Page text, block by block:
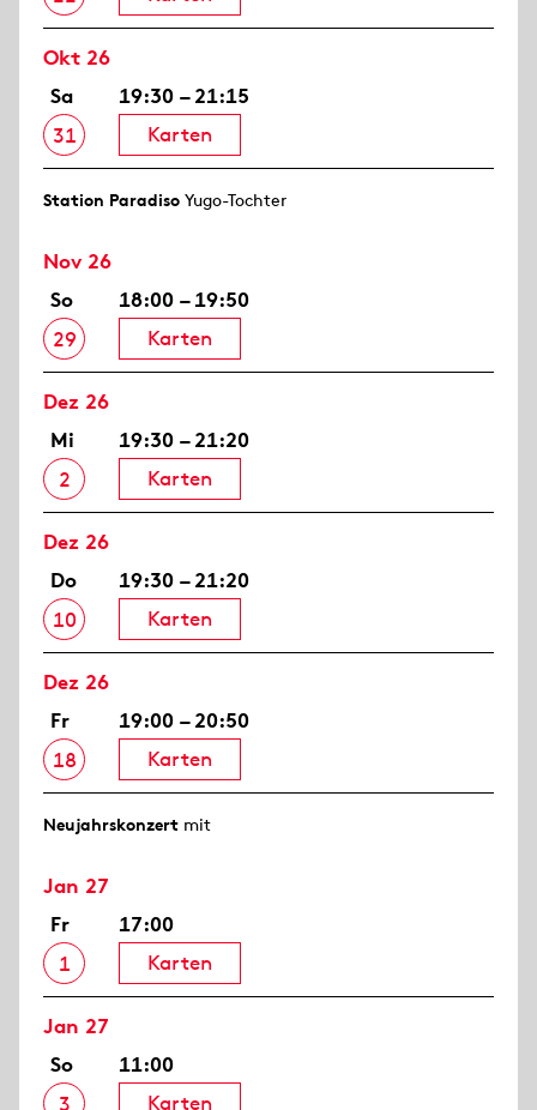
Okt 26
Sa
31
19:30 – 21:15
Karten
Station Paradiso Yugo-Tochter
Nov 26
So
29
18:00 – 19:50
Karten
Dez 26
Mi
2
19:30 – 21:20
Karten
Dez 26
Do
10
19:30 – 21:20
Karten
Dez 26
Fr
18
19:00 – 20:50
Karten
Neujahrs­konzert mit
Jan 27
Fr
1
17:00
Karten
Jan 27
So
3
11:00
Karten